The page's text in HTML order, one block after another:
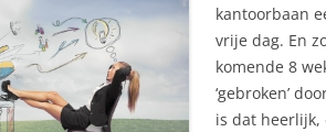
kantoorbaan
vrije dag. En
komende 8
‘gebroken’
is dat heerlijk,